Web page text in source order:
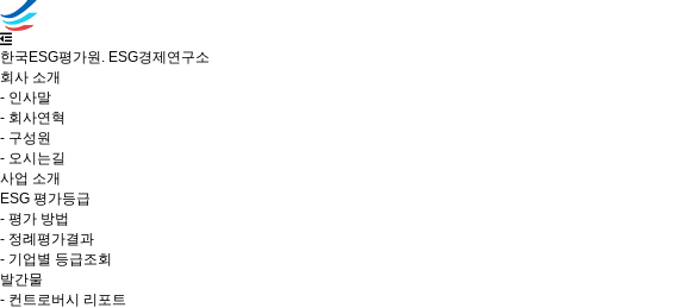
한국ESG평가원. ESG경제연구소
회사 소개
- 인사말
- 회사연혁
- 구성원
- 오시는길
사업 소개
ESG 평가등급
- 평가 방법
- 정례평가결과
- 기업별 등급조회
발간물
- 컨트로버시 리포트